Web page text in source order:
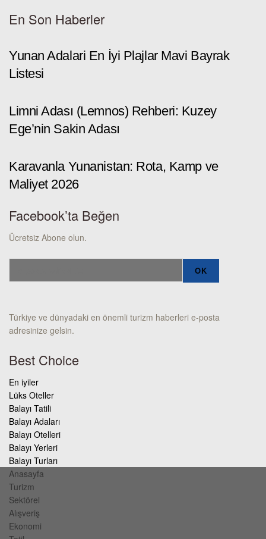
En Son Haberler
Yunan Adalari En İyi Plajlar Mavi Bayrak
Listesi
Limni Adası (Lemnos) Rehberi: Kuzey
Ege’nin Sakin Adası
Karavanla Yunanistan: Rota, Kamp ve
Maliyet 2026
Facebook’ta Beğen
Ücretsiz Abone olun.
Türkiye ve dünyadaki en önemli turizm haberleri e-posta
adresinize gelsin.
Best Choice
En iyiler
Lüks Oteller
Balayı Tatili
Balayı Adaları
Balayı Otelleri
Balayı Yerleri
Balayı Turları
Anasayfa
Turizm
Sektörel
Alışveriş
Ekonomi